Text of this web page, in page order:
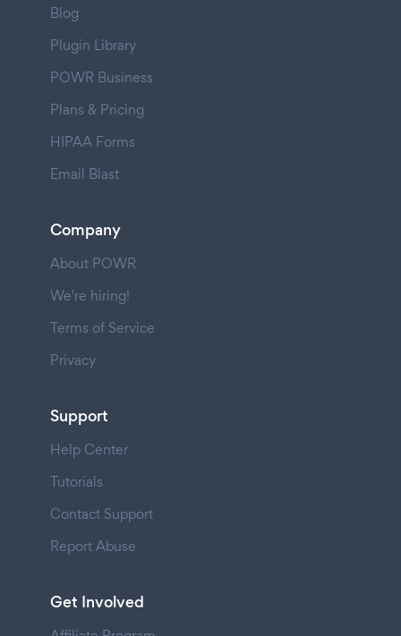
Blog
Plugin Library
POWR Business
Plans & Pricing
HIPAA Forms
Email Blast
Company
About POWR
We're hiring!
Terms of Service
Privacy
Support
Help Center
Tutorials
Contact Support
Report Abuse
Get Involved